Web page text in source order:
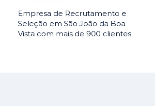
Empresa de Recrutamento e
Seleção em São João da Boa
Vista com mais de 900 clientes.